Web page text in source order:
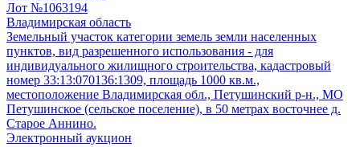
Лот №1063194
Владимирская область
Земельный участок категории земель земли населенных
пунктов, вид разрешенного использования - для
индивидуального жилищного строительства, кадастровый
номер 33:13:070136:1309, площадь 1000 кв.м.,
местоположение Владимирская обл., Петушинский р-н., МО
Петушинское (сельское поселение), в 50 метрах восточнее д.
Старое Аннино.
Электронный аукцион